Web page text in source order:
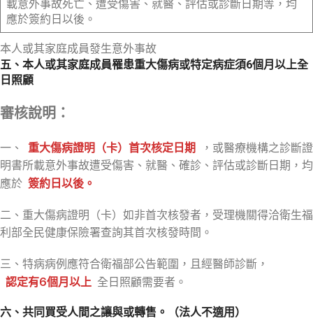
載意外事故死亡、遭受傷害、就醫、評估或診斷日期等，均
應於簽約日以後。
本人或其家庭成員發生意外事故
五、本人或其家庭成員罹患重大傷病或特定病症須6個月以上全
日照顧
審核說明：
一、 重大傷病證明（卡）首次核定日期
，或醫療機構之診斷證
明書所載意外事故遭受傷害、就醫、確診、評估或診斷日期，均
應於 簽約日以後。
二、重大傷病證明（卡）如非首次核發者，受理機關得洽衛生福
利部全民健康保險署查詢其首次核發時間。
三、特病病例應符合衛福部公告範圍，且經醫師診斷，
認定有6個月以上 全日照顧需要者。
六、共同買受人間之讓與或轉售。（法人不適用）